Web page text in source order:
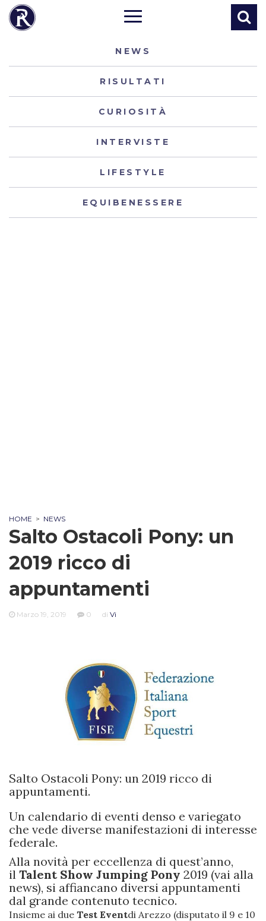
NEWS
RISULTATI
CURIOSITÀ
INTERVISTE
LIFESTYLE
EQUIBENESSERE
HOME > NEWS
Salto Ostacoli Pony: un
2019 ricco di
appuntamenti
Marzo 19, 2019 0 di Vi
Salto Ostacoli Pony: un 2019 ricco di
appuntamenti.
Un calendario di eventi denso e variegato
che vede diverse manifestazioni di interesse
federale.
Alla novità per eccellenza di quest’anno,
il Talent Show Jumping Pony 2019 (vai alla
news), si affiancano diversi appuntamenti
dal grande contenuto tecnico.
Insieme ai due Test Eventdi Arezzo (disputato il 9 e 10